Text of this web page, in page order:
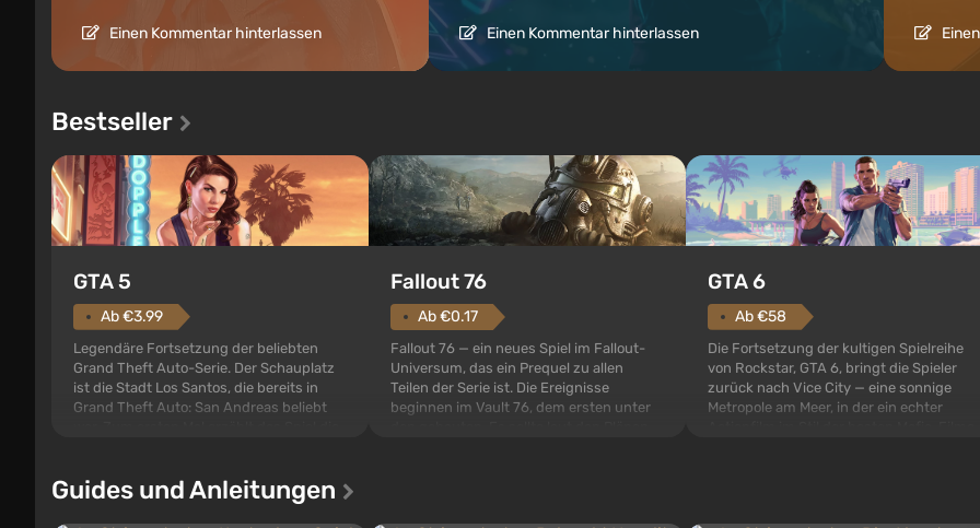
Einen Kommentar hinterlassen Einen Kommentar hinterlassen
Bestseller
GTA 5
Ab €3.99
Legendäre Fortsetzung der beliebten
Grand Theft Auto-Serie. Der Schauplatz
ist die Stadt Los Santos, die bereits in
Grand Theft Auto: San Andreas beliebt
denen Sie jederzeit...
Fallout 76
Ab €0.17
Fallout 76 — ein neues Spiel im Fallout-
Universum, das ein Prequel zu allen
Teilen der Serie ist. Die Ereignisse
beginnen im Vault 76, dem ersten unter
GTA 6
Ab €58
Die Fortsetzung der kultigen Spielreihe
von Rockstar, GTA 6, bringt die Spieler
zurück nach Vice City — eine sonnige
Metropole am Meer, in der ein echter
Guides und Anleitungen